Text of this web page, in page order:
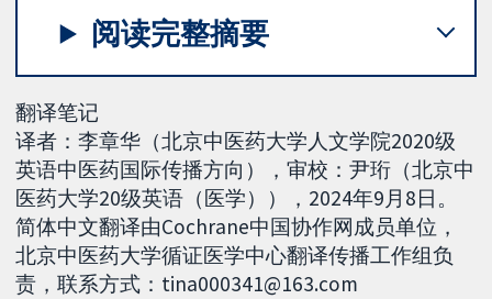
阅读完整摘要
翻译笔记
译者：李章华（北京中医药大学人文学院2020级
英语中医药国际传播方向），审校：尹珩（北京中
医药大学20级英语（医学）），2024年9月8日。
简体中文翻译由Cochrane中国协作网成员单位，
北京中医药大学循证医学中心翻译传播工作组负
责，联系方式：tina000341@163.com